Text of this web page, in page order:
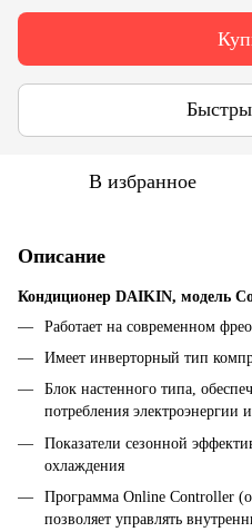
В избранное
Описание
Кондиционер DAIKIN, модель
Работает на современном
Имеет инверторный тип
Блок настенного типа,
потребления
Показатели сезонной
охлаждения
Программа Online Controller
позволяет управлять